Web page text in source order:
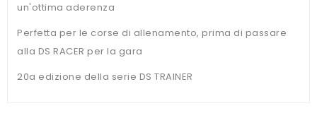
un'ottima aderenza
Perfetta per le corse di allenamento, prima di passare
alla DS RACER per la gara
20a edizione della serie DS TRAINER